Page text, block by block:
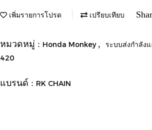
เพิ่มรายการโปรด เปรียบเทียบ
หมวดหมู่ : Honda Monkey ,
ระบบส่งกำลัง
420
แบรนด์ : RK CHAIN